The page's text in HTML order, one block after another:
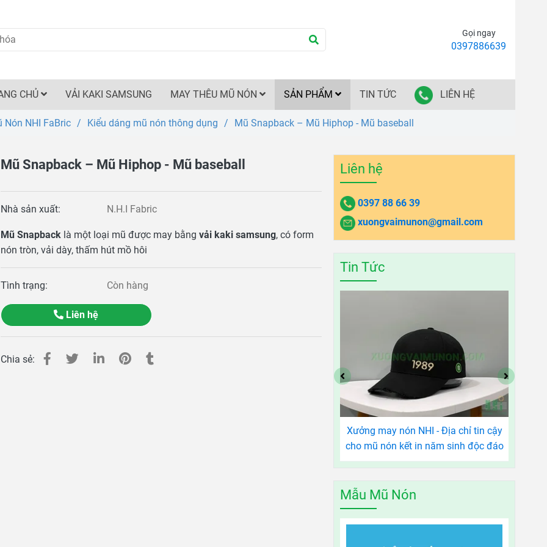
Gọi ngay
0397886639
CHỦ VẢI KAKI SAMSUNG MAY THÊU MŨ NÓN SẢN PHẨM TIN TỨC LIÊN HỆ
NHI FaBric / Kiểu dáng mũ nón thông dụng / Mũ Snapback – Mũ Hiphop - Mũ baseball
Mũ Snapback – Mũ Hiphop - Mũ baseball
Nhà sản xuất: N.H.I Fabric
Mũ Snapbacklà một loại mũ được may bằng vải kaki samsung, có form
nón tròn, vải dày, thấm hút mồ hôi
Tình trạng: Còn hàng
Liên hệ
Chia sẻ:
Liên hệ
0397 88 66 39
xuongvaimunon@gmail.com
Tin Tức
Xưởng may nón NHI - Địa chỉ tin cậy
cho mũ nón kết in năm sinh độc đáo
Mẫu Mũ Nón